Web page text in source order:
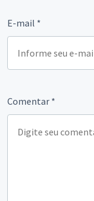
Comentar *
E-mail *